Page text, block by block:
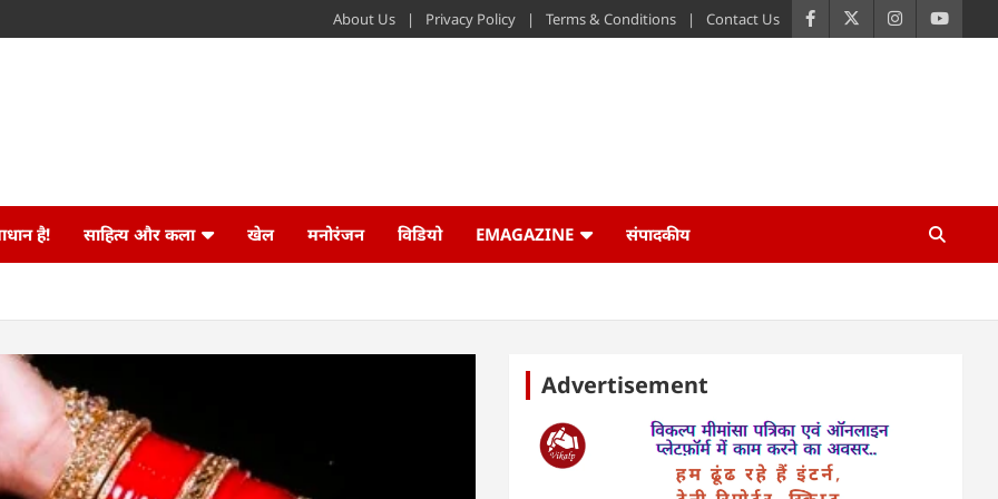
About Us Privacy Policy Terms & Conditions Contact Us
है! साहित्य और कला खेल मनोरंजन विडियो EMAGAZINE संपादकीय
Advertisement